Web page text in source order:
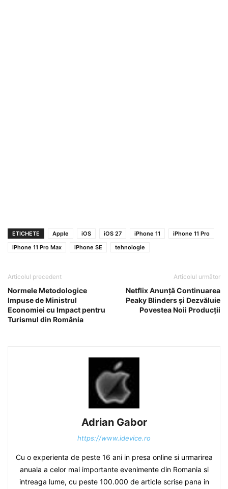
ETICHETE Apple iOS iOS 27 iPhone 11
iPhone 11 Pro
iPhone 11 Pro Max
iPhone SE tehnologie
Articolul precedent
Normele Metodologice
Impuse de Ministrul
Economiei cu Impact pentru
Turismul din România
Articolul următor
Netflix Anunță Continuarea
Peaky Blinders și Dezvăluie
Povestea Noii Producții
Adrian Gabor
https://www.idevice.ro
Cu o experienta de peste 16 ani in presa online si urmarirea
anuala a celor mai importante evenimente din Romania si
intreaga lume, cu peste 100.000 de article scrise pana in